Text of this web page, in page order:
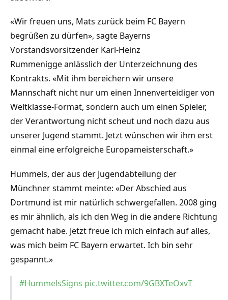
«Wir freuen uns, Mats zurück beim FC Bayern
begrüßen zu dürfen», sagte Bayerns
Vorstandsvorsitzender Karl-Heinz
Rummenigge anlässlich der Unterzeichnung des
Kontrakts. «Mit ihm bereichern wir unsere
Mannschaft nicht nur um einen Innenverteidiger von
Weltklasse-Format, sondern auch um einen Spieler,
der Verantwortung nicht scheut und noch dazu aus
unserer Jugend stammt. Jetzt wünschen wir ihm erst
einmal eine erfolgreiche Europameisterschaft.»
Hummels, der aus der Jugendabteilung der
Münchner stammt meinte: «Der Abschied aus
Dortmund ist mir natürlich schwergefallen. 2008 ging
es mir ähnlich, als ich den Weg in die andere Richtung
gemacht habe. Jetzt freue ich mich einfach auf alles,
was mich beim FC Bayern erwartet. Ich bin sehr
gespannt.»
#HummelsSigns pic.twitter.com/9GBXTeOxvT